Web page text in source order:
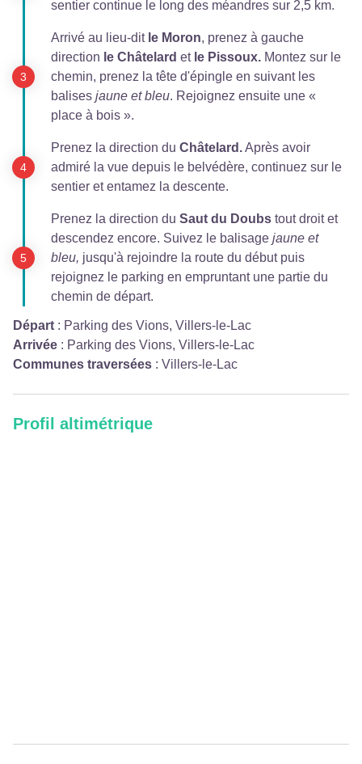
sentier continue le long des méandres sur 2,5 km.
Arrivé au lieu-dit le Moron, prenez à gauche
direction le Châtelard etle Pissoux. Montez sur le
chemin, prenez la tête d'épingle en suivant les
balises jaune et bleu. Rejoignez ensuite une «
place à bois ».
Prenez la direction du Châtelard.Après avoir
admiré la vue depuis le belvédère, continuez sur le
sentier et entamez la descente.
Prenez la direction du Saut du Doubs tout droit et
descendez encore. Suivez le balisage jaune et
bleu, jusqu'à rejoindre la route du début puis
rejoignez le parking en empruntant une partie du
chemin de départ.
Départ : Parking des Vions, Villers-le-Lac
Arrivée : Parking des Vions, Villers-le-Lac
Communes traversées : Villers-le-Lac
Profil altimétrique